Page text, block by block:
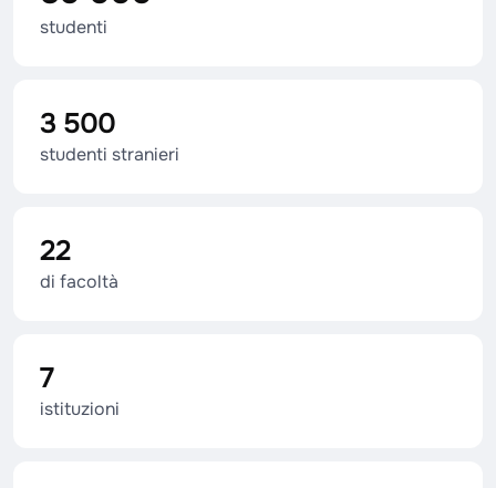
studenti
3 500
studenti stranieri
22
di facoltà
7
istituzioni